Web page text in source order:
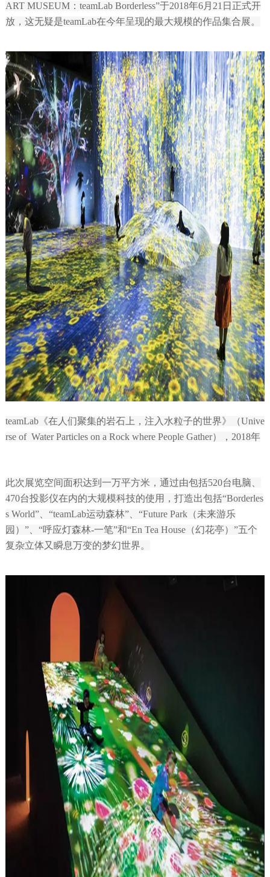
ART MUSEUM：teamLab Borderless”于2018年6月21日正式开
放，这无疑是teamLab在今年呈现的最大规模的作品集合展。
teamLab《在人们聚集的岩石上，注入水粒子的世界》（Unive
rse of Water Particles on a Rock where People Gather），2018年
此次展览空间面积达到一万平方米，通过由包括520台电脑、
470台投影仪在内的大规模科技的使用，打造出包括“Borderles
s World”、“teamLab运动森林”、“Future Park（未来游乐
园）”、“呼应灯森林-一笔”和“En Tea House（幻花亭）”五个
复杂立体又瞬息万变的梦幻世界。